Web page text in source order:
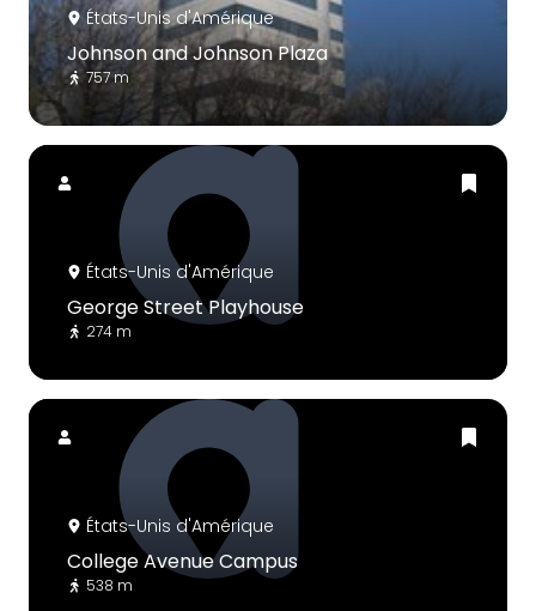
États-Unis d'Amérique
Johnson and Johnson Plaza
757 m
États-Unis d'Amérique
George Street Playhouse
274 m
États-Unis d'Amérique
College Avenue Campus
538 m